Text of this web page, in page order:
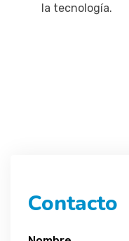
la tecnología.
Contacto